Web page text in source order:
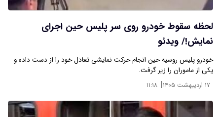
لحظه سقوط خودرو روی سر پلیس حین اجرای
نمایش!/ ویدئو
خودرو پلیس روسیه حین انجام حرکت نمایشی تعادل خود را از دست داده و
یکی از ماموران را زیر گرفت.
۱۷ اردیبهشت ۱۴۰۵ | ۱۱:۱۸